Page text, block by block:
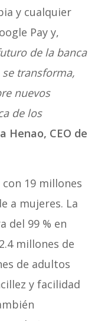
y cualquier
Pay y,
de la banca
transforma,
nuevos
de los
Henao, CEO de
19 millones
a mujeres. La
del 99 % en
millones de
de adultos
y facilidad